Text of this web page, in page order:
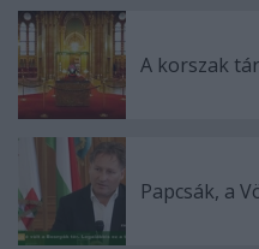
A korszak
Papcsák, a